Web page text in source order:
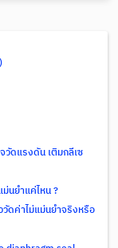
วัดแรงดัน เติมกลีเซ
นยำแค่ไหน ?
ดค่าไม่แม่นยำจริงหรือ